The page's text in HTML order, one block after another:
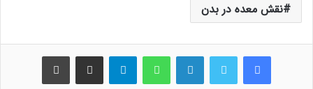
نقش معده در بدن
فیس بوک لینکدین واتس آپ اشتراک گذاری از طریق ایمیل